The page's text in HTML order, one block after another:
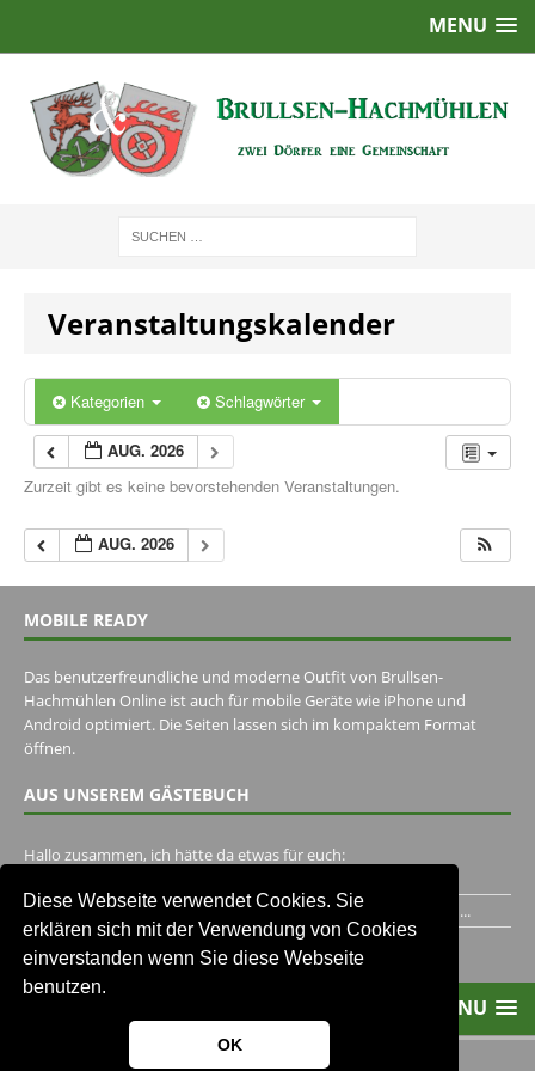
Diese Webseite verwendet Cookies. Sie
erklären sich mit der Verwendung von Cookies
einverstanden wenn Sie diese Webseite
benutzen.
OK
MENU
Veranstaltungskalender
Kategorien Schlagwörter
AUG. 2026
Zurzeit gibt es keine bevorstehenden Veranstaltungen.
AUG. 2026
MOBILE READY
Das benutzerfreundliche und moderne Outfit von Brullsen-
Hachmühlen Online ist auch für mobile Geräte wie iPhone und
Android optimiert. Die Seiten lassen sich im kompaktem Format
öffnen.
AUS UNSEREM GÄSTEBUCH
Hallo zusammen, ich hätte da etwas für euch:
Ich habe ein Jahr im Gasthaus Hugo Pape verbracht..Habe ihn...
Unser Gästebuch besuchen
MENU